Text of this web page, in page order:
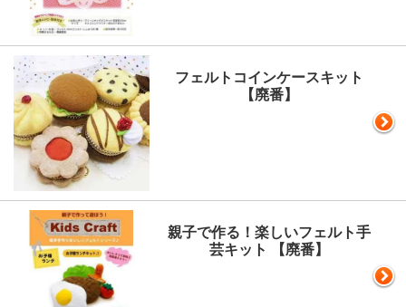
フェルトコインケースキット
【廃番】
親子で作る！楽しいフェルト手
芸キット 【廃番】